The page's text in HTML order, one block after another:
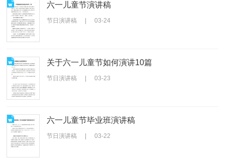
六一儿童节演讲稿
节日演讲稿 03-24
关于六一儿童节如何演讲10篇
节日演讲稿 03-23
六一儿童节毕业班演讲稿
节日演讲稿 03-22